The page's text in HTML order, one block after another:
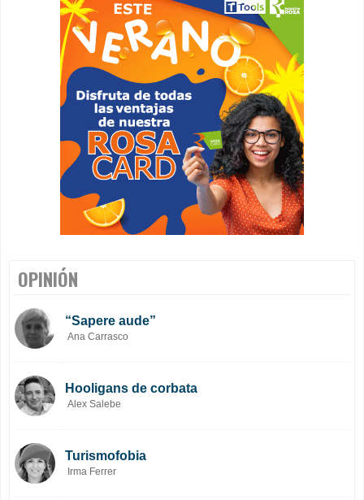
OPINIÓN
“Sapere aude”
Ana Carrasco
Hooligans de corbata
Alex Salebe
Turismofobia
Irma Ferrer